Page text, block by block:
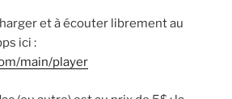
et à écouter librement au
ici :
main/player